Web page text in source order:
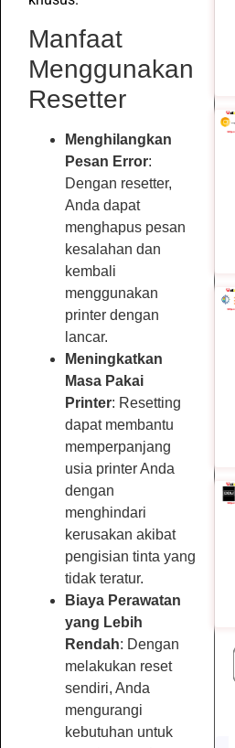
Manfaat
Menggunakan
Resetter
Menghilangkan
Pesan Error:
Dengan resetter,
Anda dapat
menghapus pesan
kesalahan dan
kembali
menggunakan
printer dengan
lancar.
Meningkatkan
Masa Pakai
Printer: Resetting
dapat membantu
memperpanjang
usia printer Anda
dengan
menghindari
kerusakan akibat
pengisian tinta yang
tidak teratur.
Biaya Perawatan
yang Lebih
Rendah: Dengan
melakukan reset
sendiri, Anda
mengurangi
kebutuhan untuk